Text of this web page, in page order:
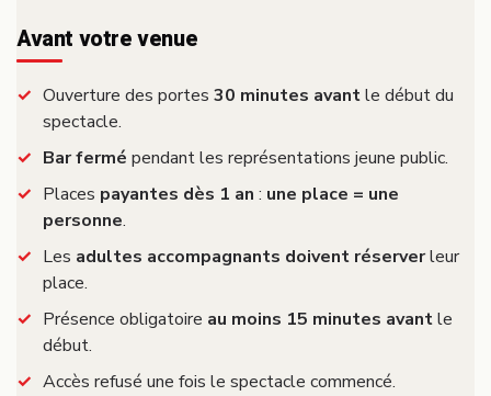
Avant votre venue
Ouverture des portes 30 minutes avantle début du
spectacle.
Bar fermé pendant les représentations jeune public.
Places payantes dès 1 an : une place = une
personne.
Les adultes accompagnants doivent réserverleur
place.
Présence obligatoire au moins 15 minutes avantle
début.
Accès refusé une fois le spectacle commencé.